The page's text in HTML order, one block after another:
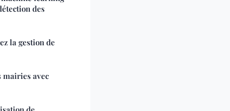
des
la gestion de
mairies avec